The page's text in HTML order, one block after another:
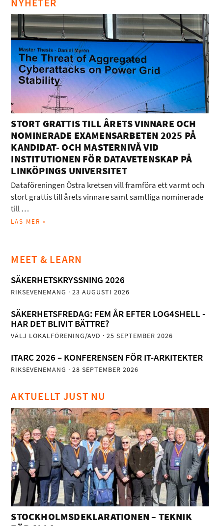
STORT GRATTIS TILL ÅRETS VINNARE OCH
NOMINERADE EXAMENSARBETEN 2025 PÅ
KANDIDAT- OCH MASTERNIVÅ VID
INSTITUTIONEN FÖR DATAVETENSKAP PÅ
LINKÖPINGS UNIVERSITET
Dataföreningen Östra kretsen vill framföra ett varmt och
stort grattis till årets vinnare samt samtliga nominerade
till …
LÄS MER »
MEET & LEARN
SÄKERHETSKRYSSNING 2026
RIKSEVENEMANG · 23 AUGUSTI 2026
SÄKERHETSFREDAG: FEM ÅR EFTER LOG4SHELL -
HAR DET BLIVIT BÄTTRE?
VÄLJ LOKALFÖRENING/AVD · 25 SEPTEMBER 2026
ITARC 2026 – KONFERENSEN FÖR IT-ARKITEKTER
RIKSEVENEMANG · 28 SEPTEMBER 2026
AKTUELLT JUST NU
STOCKHOLMSDEKLARATIONEN – TEKNIK